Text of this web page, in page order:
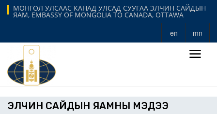
МОНГОЛ УЛСААС КАНАД УЛСАД СУУГАА ЭЛЧИН САЙДЫН
ЯАМ, EMBASSY OF MONGOLIA TO CANADA, OTTAWA
en mn
ЭЛЧИН САЙДЫН ЯАМНЫ МЭДЭЭ